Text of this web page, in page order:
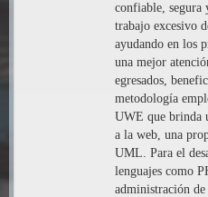
confiable, segura
trabajo excesivo
ayudando en los
una mejor
egresados,
metodología
UWE que brinda
a la web, una
UML. Para el
lenguajes como
administración de